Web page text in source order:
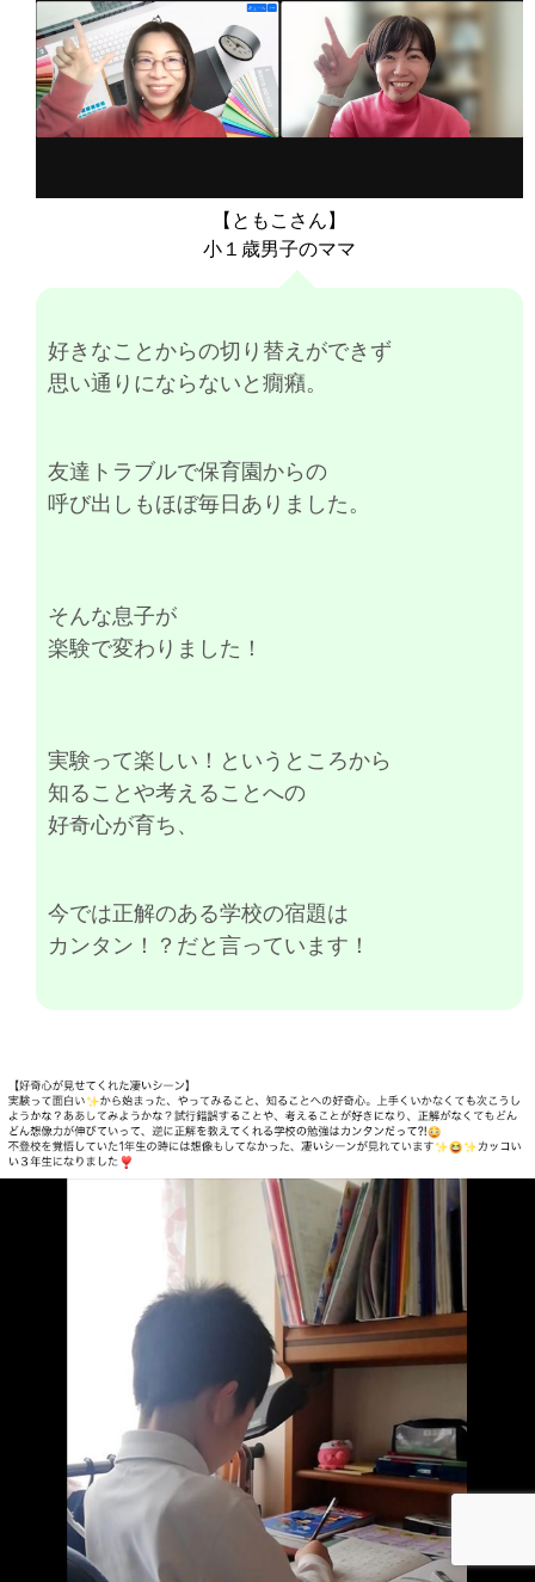
【ともこさん】
小１歳男子のママ
好きなことからの切り替えができず
思い通りにならないと癇癪。
友達トラブルで保育園からの
呼び出しもほぼ毎日ありました。
そんな息子が
楽験で変わりました！
実験って楽しい！というところから
知ることや考えることへの
好奇心が育ち、
今では正解のある学校の宿題は
カンタン！？だと言っています！